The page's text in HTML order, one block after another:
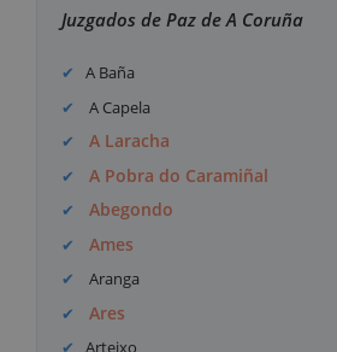
Juzgados de Paz de A Coruña
A Baña
A Capela
A Laracha
A Pobra do Caramiñal
Abegondo
Ames
Aranga
Ares
Arteixo